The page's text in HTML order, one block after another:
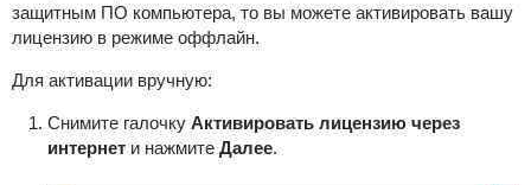
защитным ПО компьютера, то вы можете активировать вашу
лицензию в режиме оффлайн.
Для активации вручную:
Снимите галочку Активировать лицензию через
интернети нажмите Далее.